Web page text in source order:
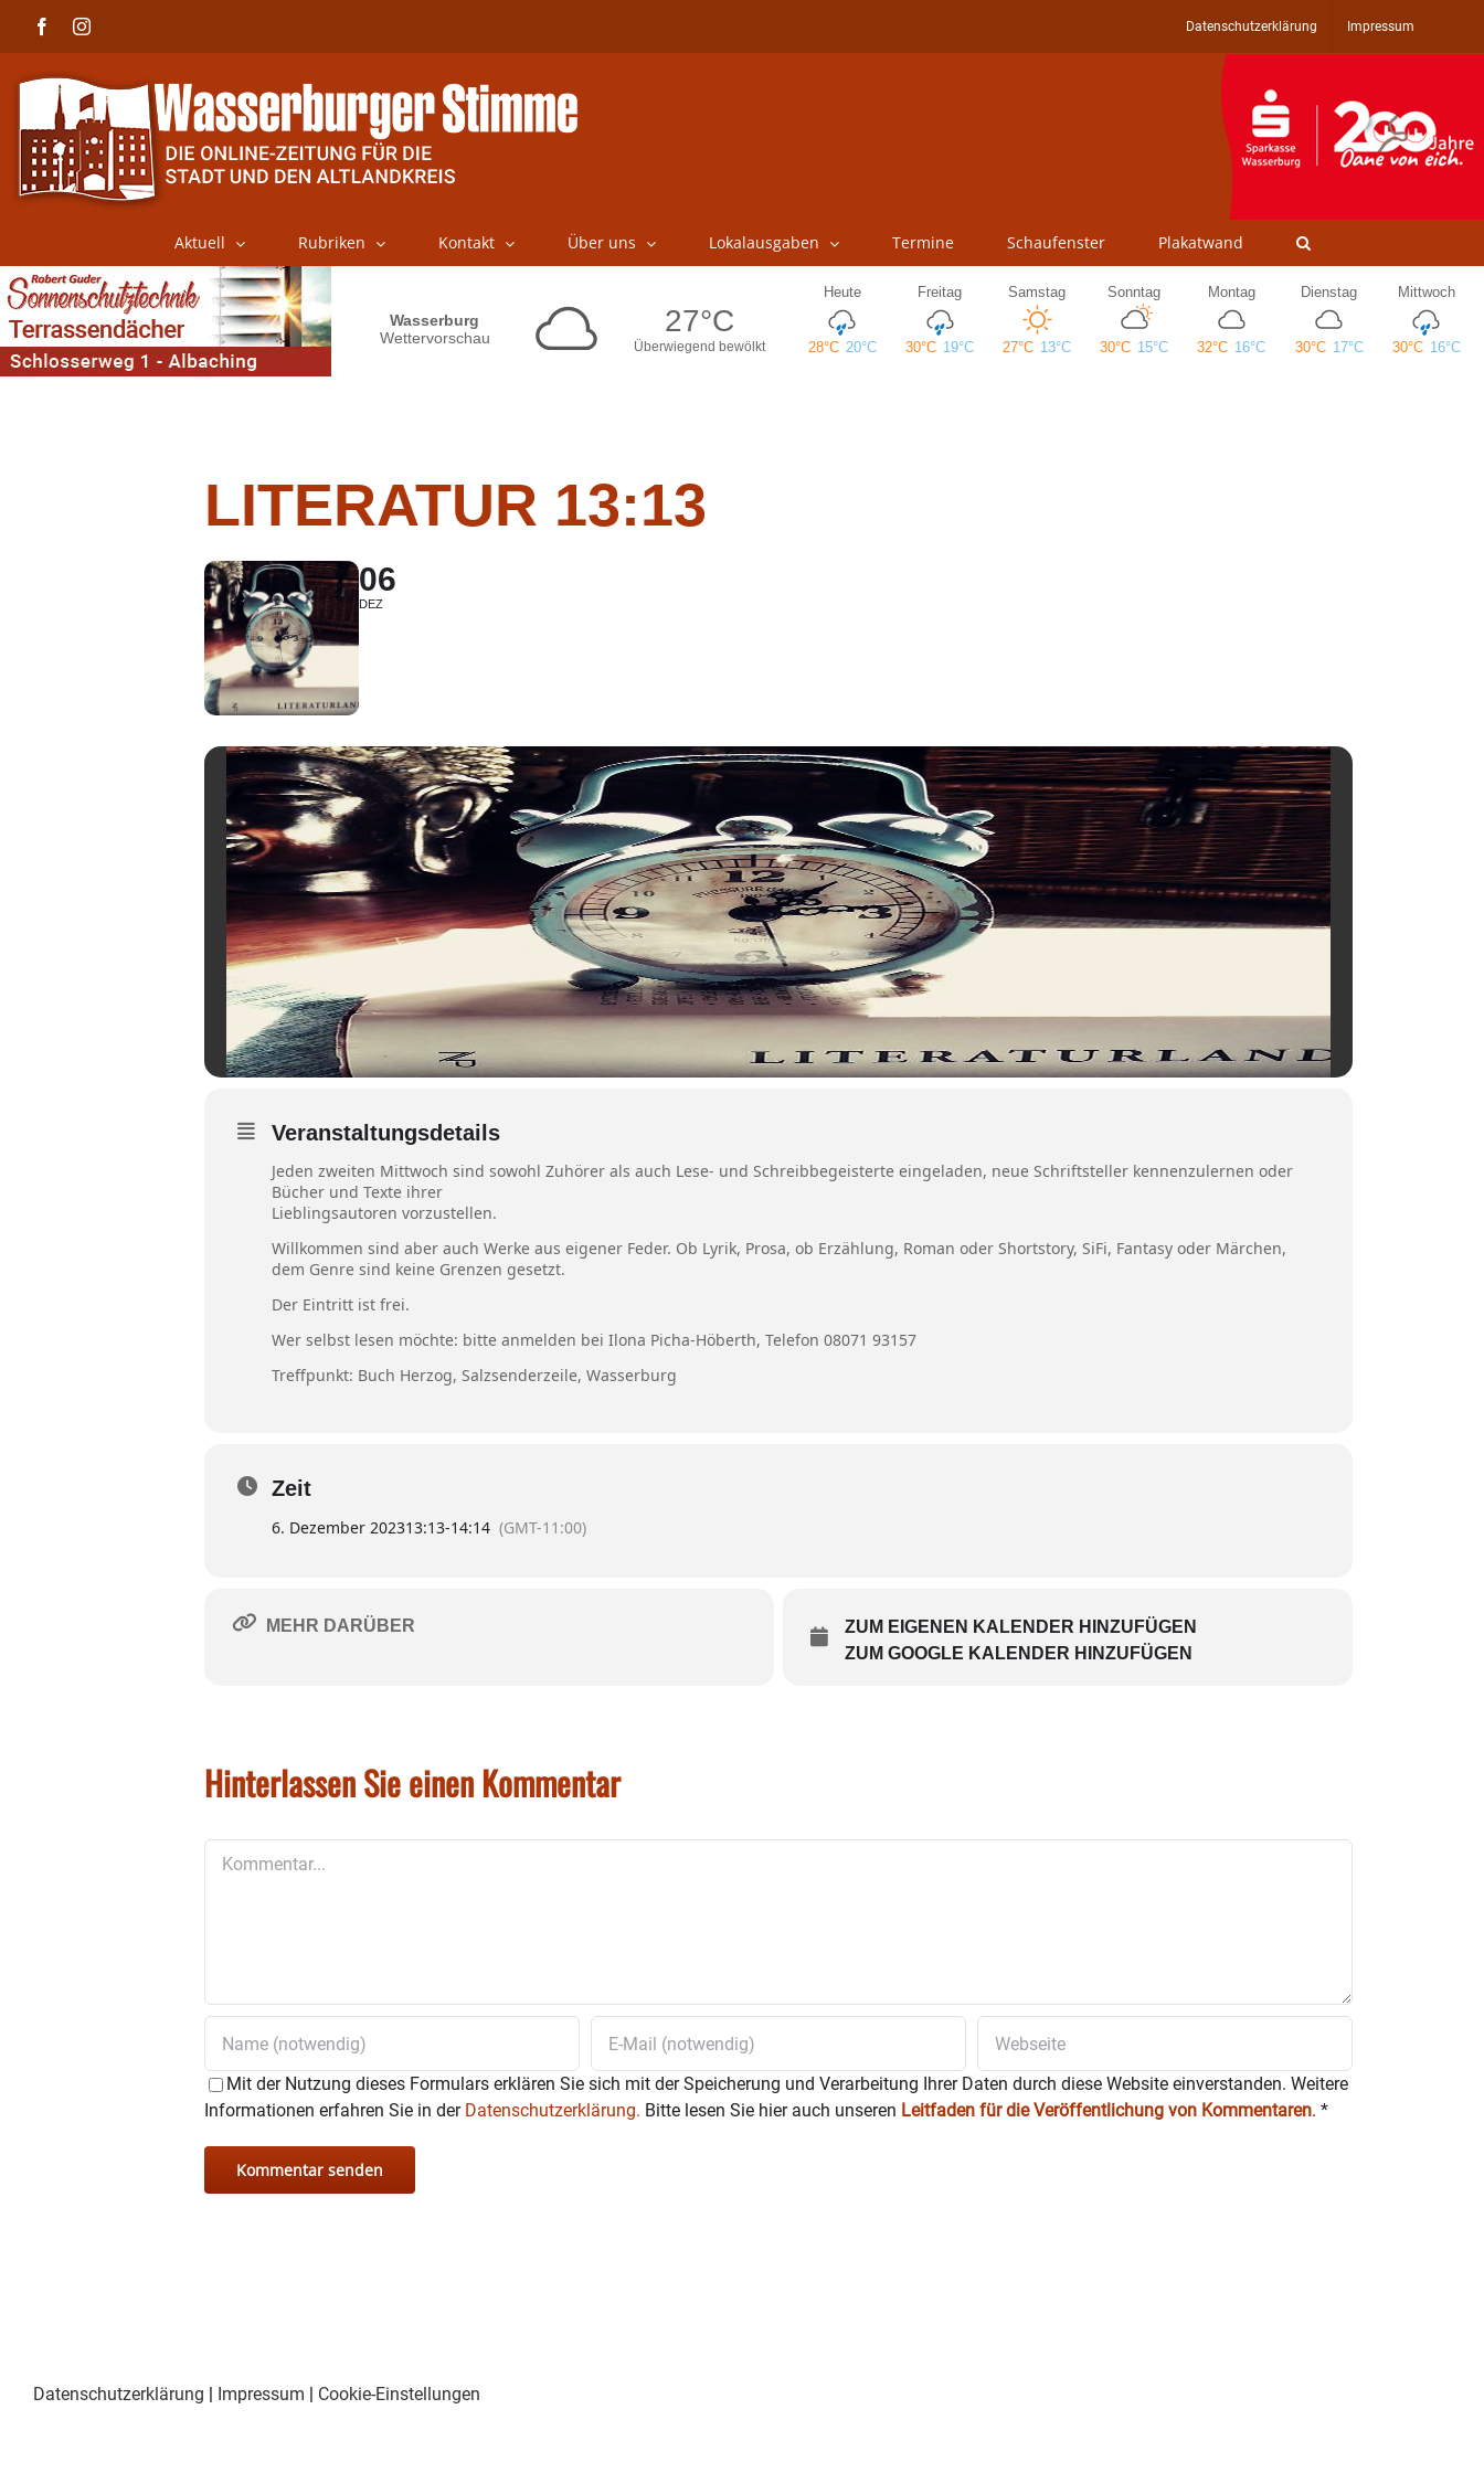
FacebookInstagram Datenschutzerklärung Impressum
Aktuell Rubriken Kontakt Über uns Lokalausgaben Termine Schaufenster Plakatwand
LITERATUR 13:13
06
DEZ
Veranstaltungsdetails
Jeden zweiten Mittwoch sind sowohl Zuhörer als auch Lese- und Schreibbegeisterte eingeladen, neue Schriftsteller kennenzulernen oder
Bücher und Texte ihrer
Lieblingsautoren vorzustellen.
Willkommen sind aber auch Werke aus eigener Feder. Ob Lyrik, Prosa, ob Erzählung, Roman oder Shortstory, SiFi, Fantasy oder Märchen,
dem Genre sind keine Grenzen gesetzt.
Der Eintritt ist frei.
Wer selbst lesen möchte: bitte anmelden bei Ilona Picha-Höberth, Telefon 08071 93157
Treffpunkt: Buch Herzog, Salzsenderzeile, Wasserburg
Zeit
6. Dezember 202313:13-14:14 (GMT-11:00)
MEHR DARÜBER
ZUM EIGENEN KALENDER HINZUFÜGEN
ZUM GOOGLE KALENDER HINZUFÜGEN
Hinterlassen Sie einen Kommentar
Mit der Nutzung dieses Formulars erklären Sie sich mit der Speicherung und Verarbeitung Ihrer Daten durch diese Website einverstanden. Weitere
Informationen erfahren Sie in der Datenschutzerklärung. Bitte lesen Sie hier auch unseren Leitfaden für die Veröffentlichung von Kommentaren. *
Datenschutzerklärung | Impressum | Cookie-Einstellungen